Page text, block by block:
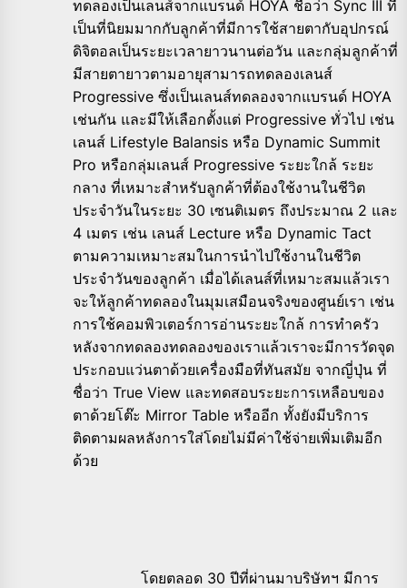
ทดลองเป็นเลนส์จากแบรนด์ HOYA ชื่อว่า Sync III ที่
เป็นที่นิยมมากกับลูกค้าที่มีการใช้สายตากับอุปกรณ์
ดิจิตอลเป็นระยะเวลายาวนานต่อวัน และกลุ่มลูกค้าที่
มีสายตายาวตามอายุสามารถทดลองเลนส์
Progressive ซึ่งเป็นเลนส์ทดลองจากแบรนด์ HOYA
เช่นกัน และมีให้เลือกตั้งแต่ Progressive ทั่วไป เช่น
เลนส์ Lifestyle Balansis หรือ Dynamic Summit
Pro หรือกลุ่มเลนส์ Progressive ระยะใกล้ ระยะ
กลาง ที่เหมาะสำหรับลูกค้าที่ต้องใช้งานในชีวิต
ประจำวันในระยะ 30 เซนติเมตร ถึงประมาณ 2 และ
4 เมตร เช่น เลนส์ Lecture หรือ Dynamic Tact
ตามความเหมาะสมในการนำไปใช้งานในชีวิต
ประจำวันของลูกค้า เมื่อได้เลนส์ที่เหมาะสมแล้วเรา
จะให้ลูกค้าทดลองในมุมเสมือนจริงของศูนย์เรา เช่น
การใช้คอมพิวเตอร์การอ่านระยะใกล้ การทำครัว
หลังจากทดลองทดลองของเราแล้วเราจะมีการวัดจุด
ประกอบแว่นตาด้วยเครื่องมือที่ทันสมัย จากญี่ปุ่น ที่
ชื่อว่า True View และทดสอบระยะการเหลือบของ
ตาด้วยโต๊ะ Mirror Table หรืออีก ทั้งยังมีบริการ
ติดตามผลหลังการใส่โดยไม่มีค่าใช้จ่ายเพิ่มเติมอีก
ด้วย
โดยตลอด 30 ปีที่ผ่านมาบริษัทฯ มีการ